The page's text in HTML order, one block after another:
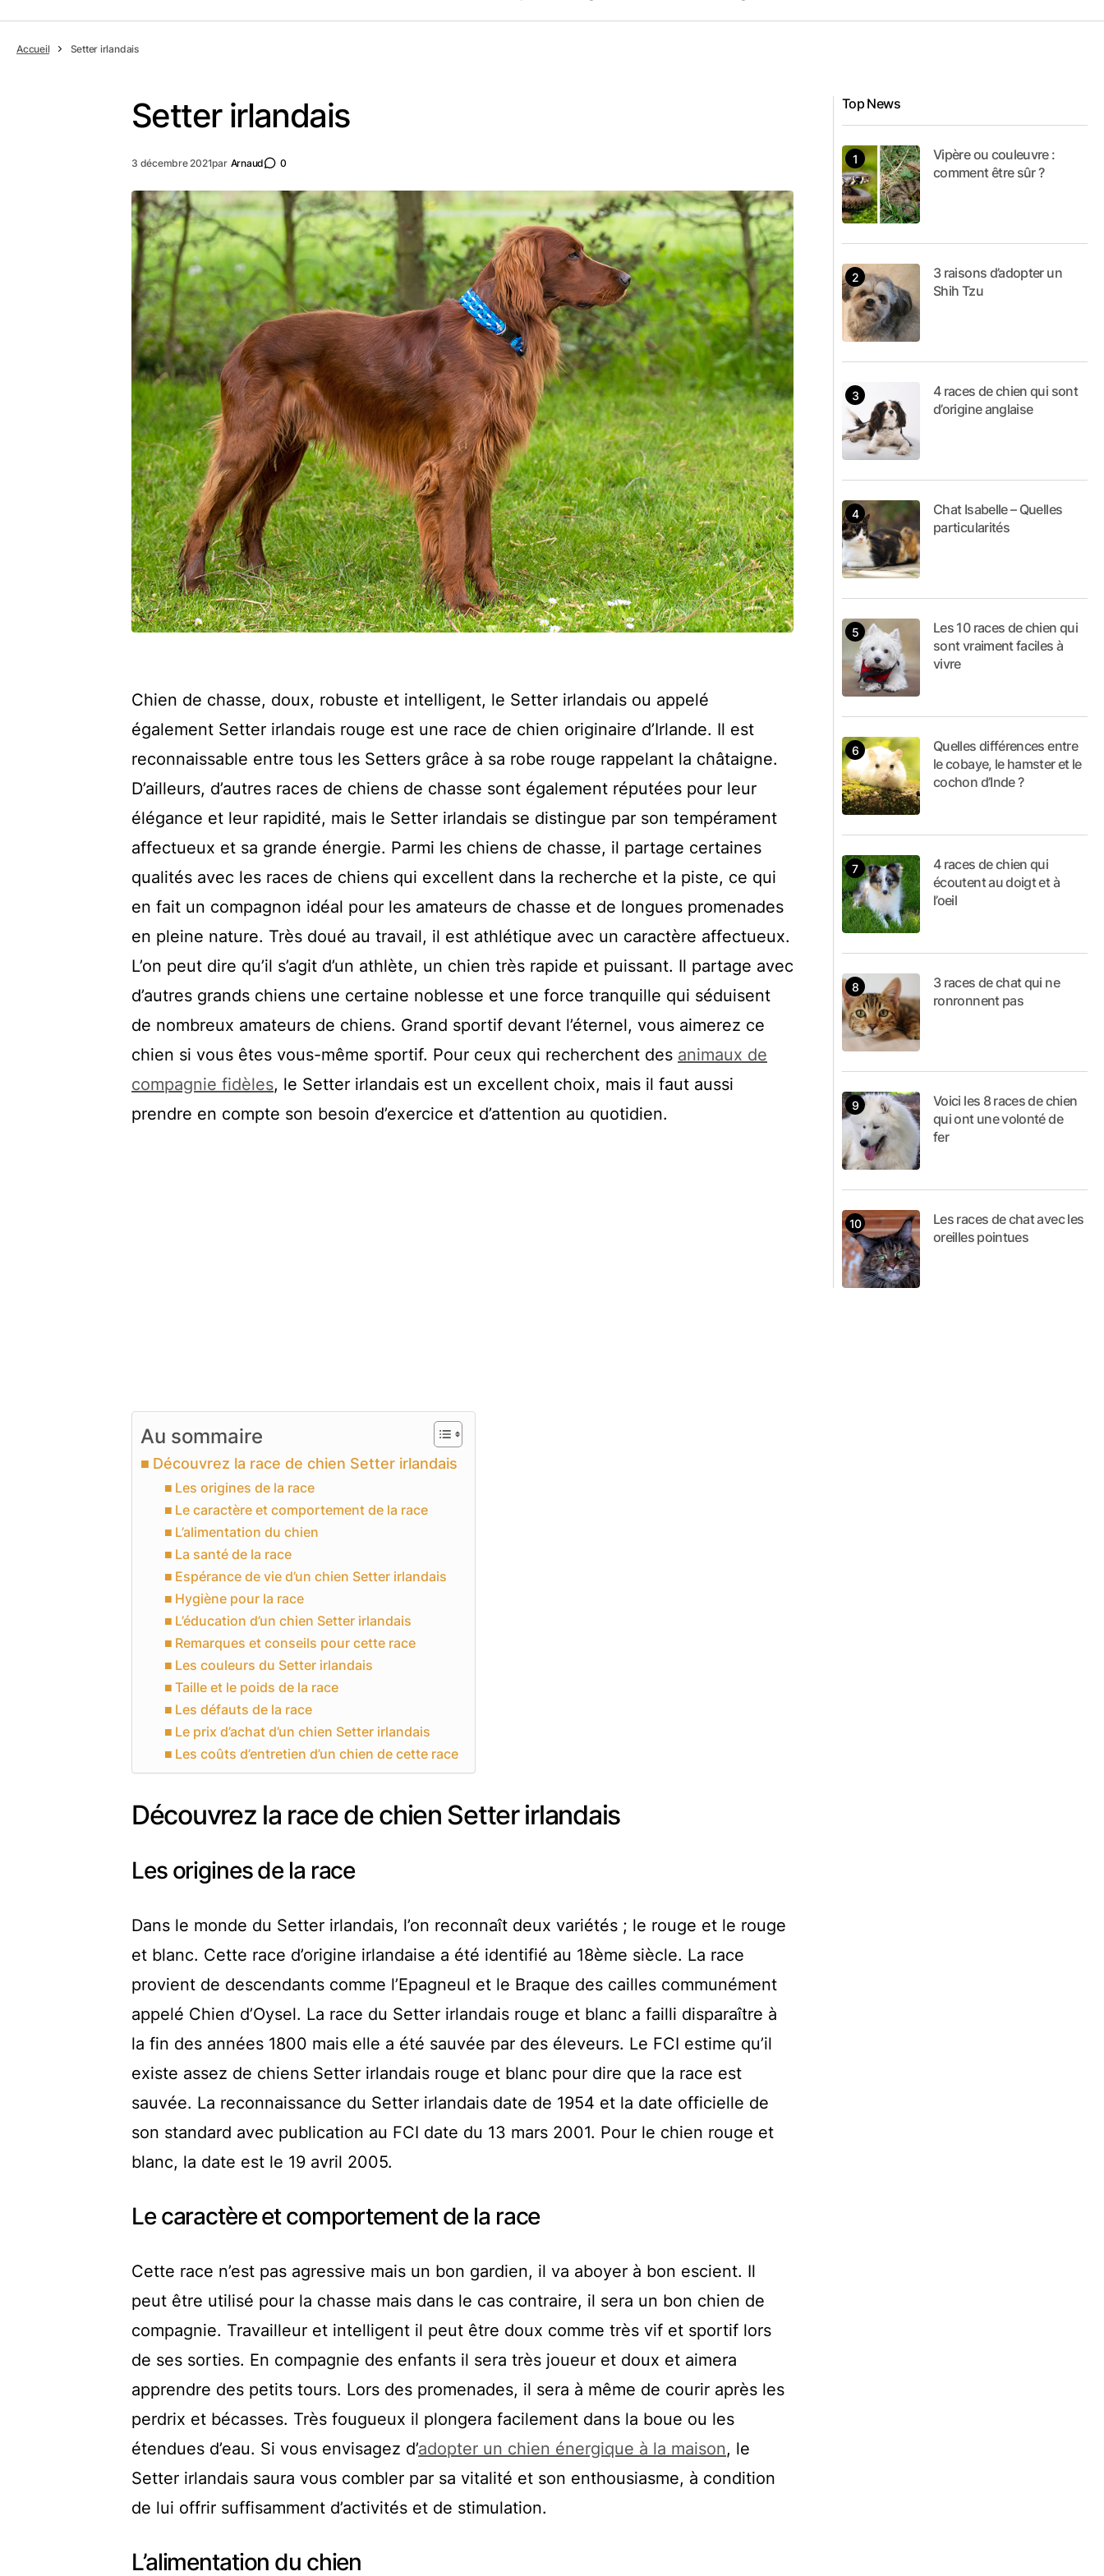
Accueil Setter irlandais
Setter irlandais
3 décembre 2021par Arnaud 0
Chien de chasse, doux, robuste et intelligent, le Setter irlandais ou appelé
également Setter irlandais rouge est une race de chien originaire d’Irlande. Il est
reconnaissable entre tous les Setters grâce à sa robe rouge rappelant la châtaigne.
D’ailleurs, d’autres races de chiens de chasse sont également réputées pour leur
élégance et leur rapidité, mais le Setter irlandais se distingue par son tempérament
affectueux et sa grande énergie. Parmi les chiens de chasse, il partage certaines
qualités avec les races de chiens qui excellent dans la recherche et la piste, ce qui
en fait un compagnon idéal pour les amateurs de chasse et de longues promenades
en pleine nature. Très doué au travail, il est athlétique avec un caractère affectueux.
L’on peut dire qu’il s’agit d’un athlète, un chien très rapide et puissant. Il partage avec
d’autres grands chiens une certaine noblesse et une force tranquille qui séduisent
de nombreux amateurs de chiens. Grand sportif devant l’éternel, vous aimerez ce
chien si vous êtes vous-même sportif. Pour ceux qui recherchent des animaux de
compagnie fidèles, le Setter irlandais est un excellent choix, mais il faut aussi
prendre en compte son besoin d’exercice et d’attention au quotidien.
Au sommaire
Découvrez la race de chien Setter irlandais
Les origines de la race
Le caractère et comportement de la race
L’alimentation du chien
La santé de la race
Espérance de vie d’un chien Setter irlandais
Hygiène pour la race
L’éducation d’un chien Setter irlandais
Remarques et conseils pour cette race
Les couleurs du Setter irlandais
Taille et le poids de la race
Les défauts de la race
Le prix d’achat d’un chien Setter irlandais
Les coûts d’entretien d’un chien de cette race
Découvrez la race de chien Setter irlandais
Les origines de la race
Dans le monde du Setter irlandais, l’on reconnaît deux variétés ; le rouge et le rouge
et blanc. Cette race d’origine irlandaise a été identifié au 18ème siècle. La race
provient de descendants comme l’Epagneul et le Braque des cailles communément
appelé Chien d’Oysel. La race du Setter irlandais rouge et blanc a failli disparaître à
la fin des années 1800 mais elle a été sauvée par des éleveurs. Le FCI estime qu’il
existe assez de chiens Setter irlandais rouge et blanc pour dire que la race est
sauvée. La reconnaissance du Setter irlandais date de 1954 et la date officielle de
son standard avec publication au FCI date du 13 mars 2001. Pour le chien rouge et
blanc, la date est le 19 avril 2005.
Le caractère et comportement de la race
Cette race n’est pas agressive mais un bon gardien, il va aboyer à bon escient. Il
peut être utilisé pour la chasse mais dans le cas contraire, il sera un bon chien de
compagnie. Travailleur et intelligent il peut être doux comme très vif et sportif lors
de ses sorties. En compagnie des enfants il sera très joueur et doux et aimera
apprendre des petits tours. Lors des promenades, il sera à même de courir après les
perdrix et bécasses. Très fougueux il plongera facilement dans la boue ou les
étendues d’eau. Si vous envisagez d’adopter un chien énergique à la maison, le
Setter irlandais saura vous combler par sa vitalité et son enthousiasme, à condition
de lui offrir suffisamment d’activités et de stimulation.
L’alimentation du chien
Top News
Vipère ou couleuvre :
comment être sûr ?
3 raisons d’adopter un
Shih Tzu
4 races de chien qui sont
d’origine anglaise
Chat Isabelle – Quelles
particularités
Les 10 races de chien qui
sont vraiment faciles à
vivre
Quelles différences entre
le cobaye, le hamster et le
cochon d’Inde ?
4 races de chien qui
écoutent au doigt et à
l’oeil
3 races de chat qui ne
ronronnent pas
Voici les 8 races de chien
qui ont une volonté de
fer
Les races de chat avec les
oreilles pointues